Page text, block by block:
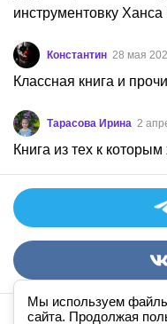
Мы используем
сайта. Продолжая
инструментовку
Константин 28 мая
Классная книга и
Тарасова Ирина 2
Книга из тех к
Аудиокниги